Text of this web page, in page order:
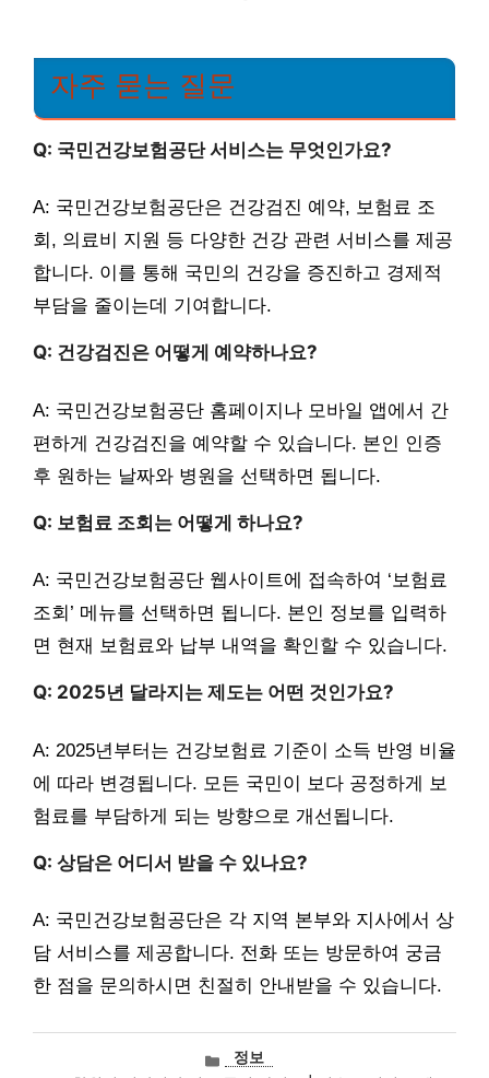
자주 묻는 질문
Q: 국민건강보험공단 서비스는 무엇인가요?
A: 국민건강보험공단은 건강검진 예약, 보험료 조
회, 의료비 지원 등 다양한 건강 관련 서비스를 제공
합니다. 이를 통해 국민의 건강을 증진하고 경제적
부담을 줄이는데 기여합니다.
Q: 건강검진은 어떻게 예약하나요?
A: 국민건강보험공단 홈페이지나 모바일 앱에서 간
편하게 건강검진을 예약할 수 있습니다. 본인 인증
후 원하는 날짜와 병원을 선택하면 됩니다.
Q: 보험료 조회는 어떻게 하나요?
A: 국민건강보험공단 웹사이트에 접속하여 ‘보험료
조회’ 메뉴를 선택하면 됩니다. 본인 정보를 입력하
면 현재 보험료와 납부 내역을 확인할 수 있습니다.
Q: 2025년 달라지는 제도는 어떤 것인가요?
A: 2025년부터는 건강보험료 기준이 소득 반영 비율
에 따라 변경됩니다. 모든 국민이 보다 공정하게 보
험료를 부담하게 되는 방향으로 개선됩니다.
Q: 상담은 어디서 받을 수 있나요?
A: 국민건강보험공단은 각 지역 본부와 지사에서 상
담 서비스를 제공합니다. 전화 또는 방문하여 궁금
한 점을 문의하시면 친절히 안내받을 수 있습니다.
카정보